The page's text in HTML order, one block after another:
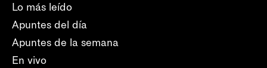
Lo más leído
Apuntes del día
Apuntes de la semana
En vivo